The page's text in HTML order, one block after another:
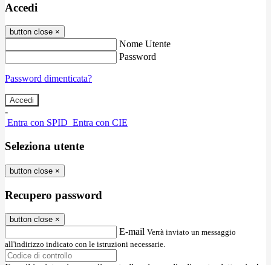
Accedi
button close ×
Nome Utente
Password
Password dimenticata?
-
Entra con SPID Entra con CIE
Seleziona utente
button close ×
Recupero password
button close ×
E-mail Verrà inviato un messaggio
all'indirizzo indicato con le istruzioni necessarie.